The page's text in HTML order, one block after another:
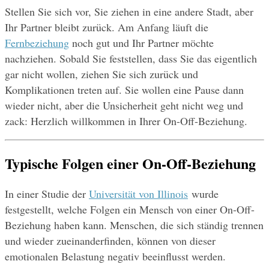
Stellen Sie sich vor, Sie ziehen in eine andere Stadt, aber
Fernbeziehung noch gut und Ihr Partner möchte
nachziehen. Sobald Sie feststellen, dass Sie das eigentlich
gar nicht wollen, ziehen Sie sich zurück und
Komplikationen treten auf. Sie wollen eine Pause dann
wieder nicht, aber die Unsicherheit geht nicht weg und
zack: Herzlich willkommen in Ihrer On-Off-Beziehung.
Typische Folgen einer On-Off-Beziehung
In einer Studie der Universität von Illinois wurde
festgestellt, welche Folgen ein Mensch von einer On-Off-
Beziehung haben kann. Menschen, die sich ständig trennen
und wieder zueinanderfinden, können von dieser
emotionalen Belastung negativ beeinflusst werden.